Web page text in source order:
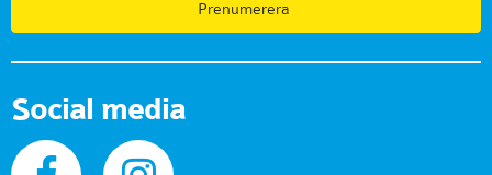
Prenumerera
Social media